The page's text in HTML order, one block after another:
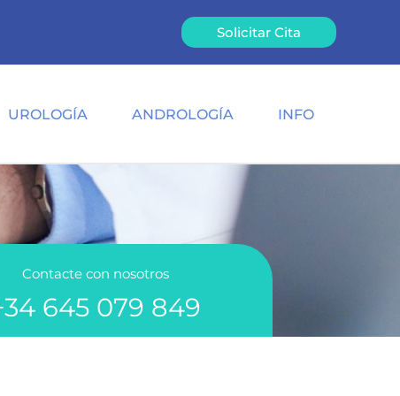
Solicitar Cita
UROLOGÍA ANDROLOGÍA INFO
Contacte con nosotros
645 079 849